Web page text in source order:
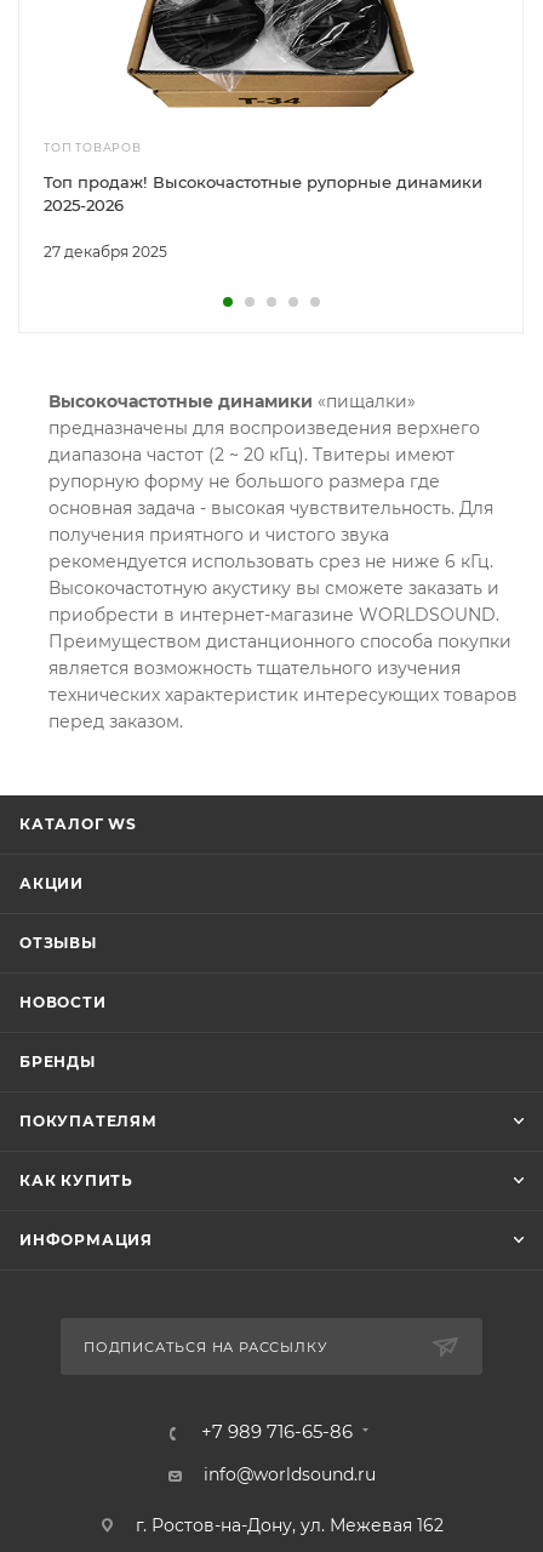
ТОП ТОВАРОВ
27 декабря 2025
Топ продаж! Высокочастотные рупорные динамики
2025-2026
Высокочастотные динамики «пищалки»
предназначены для воспроизведения верхнего
диапазона частот (2 ~ 20 кГц). Твитеры имеют
рупорную форму не большого размера где
основная задача - высокая чувствительность. Для
получения приятного и чистого звука
рекомендуется использовать срез не ниже 6 кГц.
Высокочастотную акустику вы сможете заказать и
приобрести в интернет-магазине WORLDSOUND.
Преимуществом дистанционного способа покупки
является возможность тщательного изучения
технических характеристик интересующих товаров
перед заказом.
КАТАЛОГ WS
АКЦИИ
ОТЗЫВЫ
НОВОСТИ
БРЕНДЫ
ПОКУПАТЕЛЯМ
КАК КУПИТЬ
ИНФОРМАЦИЯ
ПОДПИСАТЬСЯ НА РАССЫЛКУ
+7 989 716-65-86
info@worldsound.ru
г. Ростов-на-Дону, ул. Межевая 162